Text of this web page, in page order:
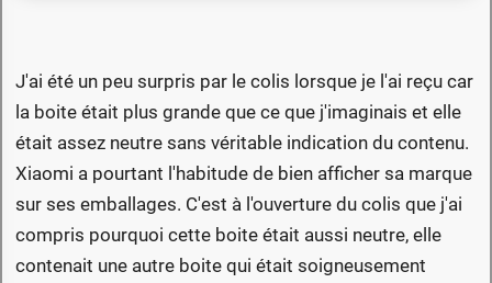
J'ai été un peu surpris par le colis lorsque je l'ai reçu car
la boite était plus grande que ce que j'imaginais et elle
était assez neutre sans véritable indication du contenu.
Xiaomi a pourtant l'habitude de bien afficher sa marque
sur ses emballages. C'est à l'ouverture du colis que j'ai
compris pourquoi cette boite était aussi neutre, elle
contenait une autre boite qui était soigneusement